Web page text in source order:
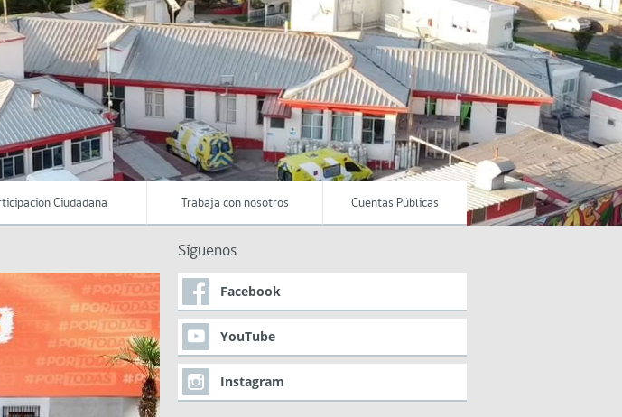
Ciudadana Trabaja con nosotros Cuentas Públicas
Síguenos
Facebook
YouTube
Instagram